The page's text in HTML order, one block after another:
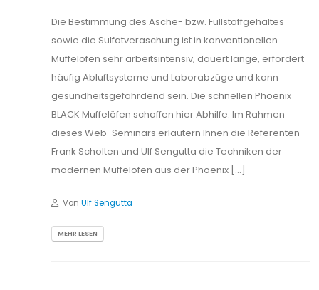
Die Bestimmung des Asche- bzw. Füllstoffgehaltes
sowie die Sulfatveraschung ist in konventionellen
Muffelöfen sehr arbeitsintensiv, dauert lange, erfordert
häufig Abluftsysteme und Laborabzüge und kann
gesundheitsgefährdend sein. Die schnellen Phoenix
BLACK Muffelöfen schaffen hier Abhilfe. Im Rahmen
dieses Web-Seminars erläutern Ihnen die Referenten
Frank Scholten und Ulf Sengutta die Techniken der
modernen Muffelöfen aus der Phoenix […]
Von Ulf Sengutta
MEHR LESEN